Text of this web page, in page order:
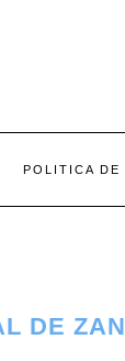
POLITICA DE
DE